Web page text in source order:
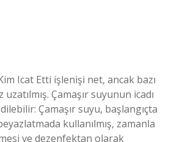
Icat Etti işlenişi net, ancak bazı
Çamaşır suyunun icadı
Çamaşır suyu, başlangıçta
kullanılmış, zamanla
ve dezenfektan olarak